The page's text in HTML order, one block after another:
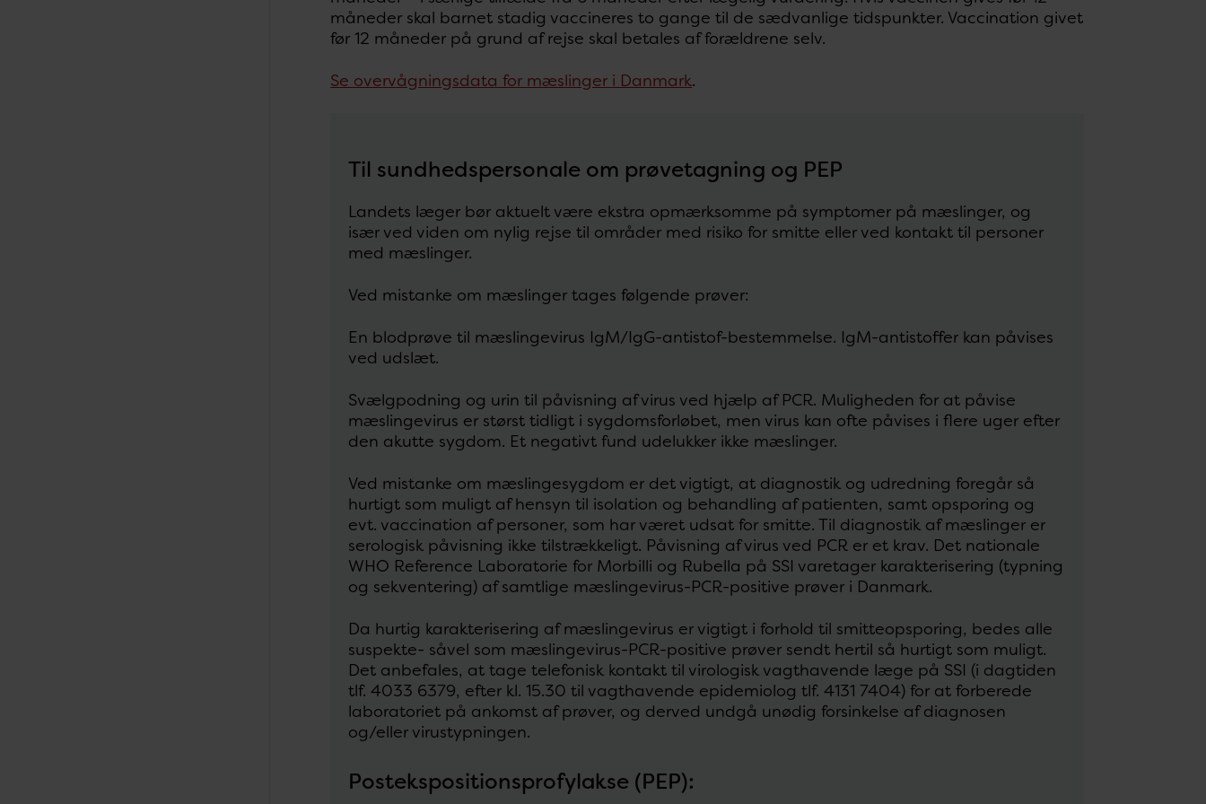
måneder skal barnet stadig vaccineres to gange til de sædvanlige tidspunkter. Vaccination givet
før 12 måneder på grund af rejse skal betales af forældrene selv.
Se overvågningsdata for mæslinger i Danmark.
Til sundhedspersonale om prøvetagning og PEP
Landets læger bør aktuelt være ekstra opmærksomme på symptomer på mæslinger, og
især ved viden om nylig rejse til områder med risiko for smitte eller ved kontakt til personer
med mæslinger.
Ved mistanke om mæslinger tages følgende prøver:
En blodprøve til mæslingevirus IgM/IgG-antistof-bestemmelse. IgM-antistoffer kan påvises
ved udslæt.
Svælgpodning og urin til påvisning af virus ved hjælp af PCR. Muligheden for at påvise
mæslingevirus er størst tidligt i sygdomsforløbet, men virus kan ofte påvises i flere uger efter
den akutte sygdom. Et negativt fund udelukker ikke mæslinger.
Ved mistanke om mæslingesygdom er det vigtigt, at diagnostik og udredning foregår så
hurtigt som muligt af hensyn til isolation og behandling af patienten, samt opsporing og
evt. vaccination af personer, som har været udsat for smitte. Til diagnostik af mæslinger er
serologisk påvisning ikke tilstrækkeligt. Påvisning af virus ved PCR er et krav. Det nationale
WHO Reference Laboratorie for Morbilli og Rubella på SSI varetager karakterisering (typning
og sekventering) af samtlige mæslingevirus-PCR-positive prøver i Danmark.
Da hurtig karakterisering af mæslingevirus er vigtigt i forhold til smitteopsporing, bedes alle
suspekte- såvel som mæslingevirus-PCR-positive prøver sendt hertil så hurtigt som muligt.
Det anbefales, at tage telefonisk kontakt til virologisk vagthavende læge på SSI (i dagtiden
tlf. 4033 6379, efter kl. 15.30 til vagthavende epidemiolog tlf. 4131 7404) for at forberede
laboratoriet på ankomst af prøver, og derved undgå unødig forsinkelse af diagnosen
og/eller virustypningen.
Postekspositionsprofylakse (PEP):